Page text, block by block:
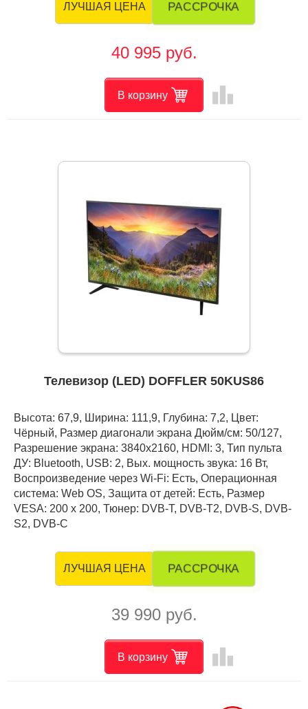
ЛУЧШАЯ ЦЕНА РАССРОЧКА
40 995 руб.
В корзину leaderboard
Телевизор (LED) DOFFLER 50KUS86
Высота: 67,9, Ширина: 111,9, Глубина: 7,2, Цвет:
Чёрный, Размер диагонали экрана Дюйм/см: 50/127,
Разрешение экрана: 3840x2160, HDMI: 3, Тип пульта
ДУ: Bluetooth, USB: 2, Вых. мощность звука: 16 Вт,
Воспроизведение через Wi-Fi: Есть, Операционная
система: Web OS, Защита от детей: Есть, Размер
VESA: 200 x 200, Тюнер: DVB-T, DVB-T2, DVB-S, DVB-
S2, DVB-C
ЛУЧШАЯ ЦЕНА РАССРОЧКА
39 990 руб.
В корзину leaderboard